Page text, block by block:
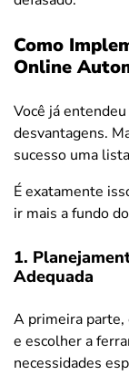
Como
Online
Você já
desvantagens.
sucesso uma
É exatamente
ir mais a fundo
1.
Adequada
A primeira parte,
e escolher a
necessidades